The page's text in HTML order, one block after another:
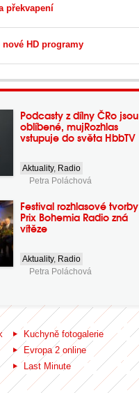
překvapení
nové HD programy
Podcasty z dílny ČRo jsou
oblíbené, mujRozhlas
vstupuje do světa HbbTV
Aktuality, Radio
Petra Poláchová
Festival rozhlasové tvorby
Prix Bohemia Radio zná
vítěze
Aktuality, Radio
Petra Poláchová
Kuchyně fotogalerie
Evropa 2 online
Last Minute